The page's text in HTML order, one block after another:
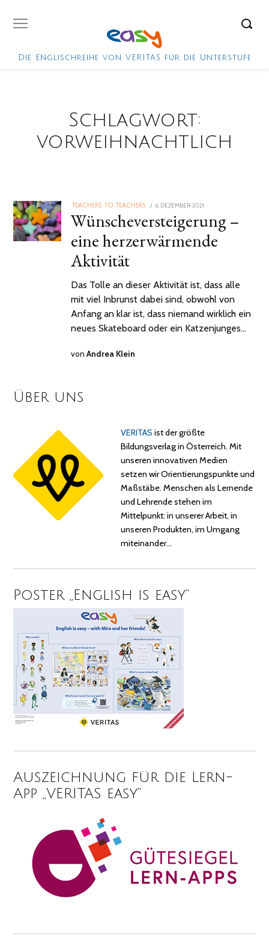
Die Englischreihe von VERITAS für die Unterstufe
Schlagwort:
vorweihnachtlich
TEACHERS TO TEACHERS
POSTED
6. DEZEMBER 2021
2022
Wünscheversteigerung –
eine herzerwärmende
Aktivität
Das Tolle an dieser Aktivität ist, dass alle
mit viel Inbrunst dabei sind, obwohl von
Anfang an klar ist, dass niemand wirklich ein
neues Skateboard oder ein Katzenjunges…
vonAndrea Klein
Über uns
VERITAS ist der größte
Bildungsverlag in Österreich. Mit
unseren innovativen Medien
setzen wir Orientierungspunkte und
Maßstäbe. Menschen als Lernende
und Lehrende stehen im
Mittelpunkt: in unserer Arbeit, in
unseren Produkten, im Umgang
miteinander…
Poster „English is easy“
Auszeichnung für die Lern-
App „VERITAS easy“